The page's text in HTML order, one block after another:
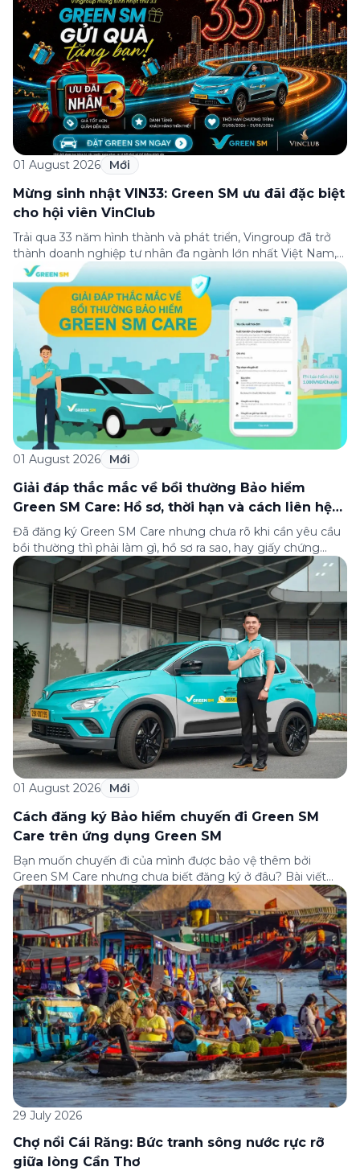
01 August 2026 Mới
Mừng sinh nhật VIN33: Green SM ưu đãi đặc biệt
cho hội viên VinClub
Trải qua 33 năm hình thành và phát triển, Vingroup đã trở
thành doanh nghiệp tư nhân đa ngành lớn nhất Việt Nam,
lọt Top 30 doanh nghiệp lớn nhất Đông Nam Á theo bảng
xếp hạng của Tạp chí Fortune (Mỹ). Nhân kỷ niệm 33 năm
thành lập (8/8/1993 đến 8/8/2026), Green SM trân […]
01 August 2026 Mới
Giải đáp thắc mắc về bồi thường Bảo hiểm
Green SM Care: Hồ sơ, thời hạn và cách liên hệ
hỗ trợ
Đã đăng ký Green SM Care nhưng chưa rõ khi cần yêu cầu
bồi thường thì phải làm gì, hồ sơ ra sao, hay giấy chứng
nhận bảo hiểm tìm ở đâu? Bài viết này tổng hợp đầy đủ các
câu hỏi thường gặp nhất về quy trình bồi thường và hỗ trợ
của Green […]
01 August 2026 Mới
Cách đăng ký Bảo hiểm chuyến đi Green SM
Care trên ứng dụng Green SM
Bạn muốn chuyến đi của mình được bảo vệ thêm bởi
Green SM Care nhưng chưa biết đăng ký ở đâu? Bài viết
dưới đây sẽ hướng dẫn chi tiết cách tham gia (và hủy tham
gia) gói bảo hiểm này ngay trên ứng dụng Green SM, cùng
những lưu ý quan trọng trước khi […]
29 July 2026
Chợ nổi Cái Răng: Bức tranh sông nước rực rỡ
giữa lòng Cần Thơ